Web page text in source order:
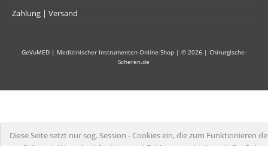
Zahlung | Versand
GeVuMED | Medizinischer Instrumenten Online-Shop | © 2026 | Chirurgische-
Scheren.de
Diese Seite setzt nur sog. Session - Cookies ein, die zum Funktionieren